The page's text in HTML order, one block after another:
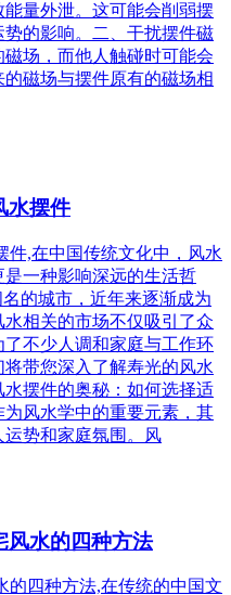
量外泄。这可能会削弱摆
的影响。二、干扰摆件磁
场，而他人触碰时可能会
磁场与摆件原有的磁场相
水摆件
件,在中国传统文化中，风水
一种影响深远的生活哲
的城市，近年来逐渐成为
相关的市场不仅吸引了众
不少人调和家庭与工作环
带您深入了解寿光的风水
摆件的奥秘：如何选择适
风水学中的重要元素，其
势和家庭氛围。风
风水的四种方法
的四种方法,在传统的中国文